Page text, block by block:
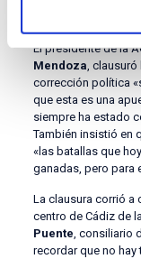
«Una
El presidente de la
Mendoza ,
corrección política
que esta es una
siempre ha estado
También insistió en
«las batallas que
ganadas, pero para
La clausura corrió a
centro de Cádiz de
Puente , consiliario
recordar que no